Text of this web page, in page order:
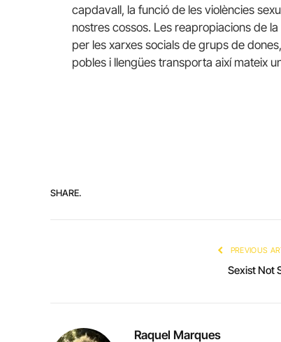
capdavall, la funció de les violències
nostres cossos. Les reapropiacions de
per les xarxes socials de grups de
pobles i llengües transporta així mateix
SHARE.
PREVIOUS
Sexist Not
Raquel Marques